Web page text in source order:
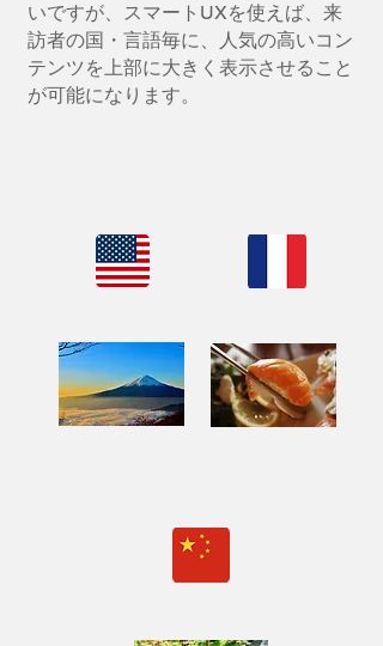
いですが、スマートUXを使えば、来
訪者の国・言語毎に、人気の高いコン
テンツを上部に大きく表示させること
が可能になります。